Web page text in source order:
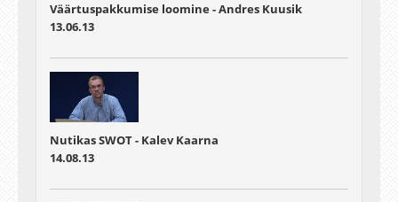
Väärtuspakkumise loomine - Andres Kuusik
13.06.13
Nutikas SWOT - Kalev Kaarna
14.08.13